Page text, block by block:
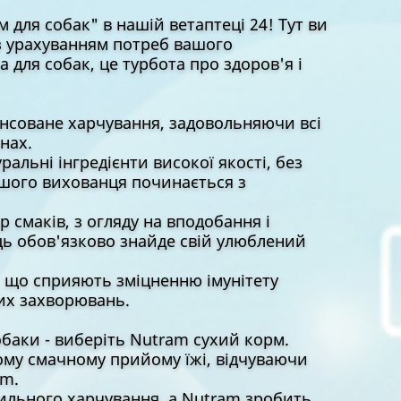
собак" в нашій ветаптеці 24! Тут ви
урахуванням потреб вашого
собак, це турбота про здоров'я і
харчування, задовольняючи всі
інгредієнти високої якості, без
вихованця починається з
з огляду на вподобання і
обов'язково знайде свій улюблений
сприяють зміцненню імунітету
захворювань.
- виберіть Nutram сухий корм.
смачному прийому їжі, відчуваючи